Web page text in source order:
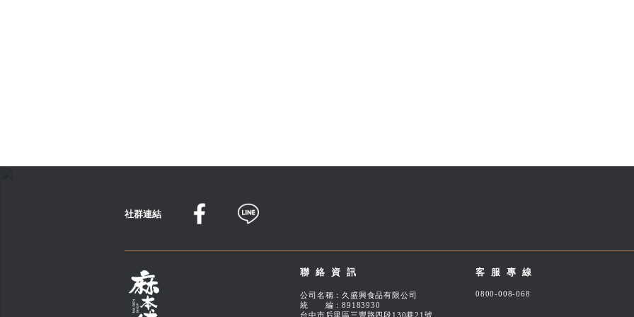
社群連結
聯絡資訊
公司名稱：久盛興食品有限公司
統 編：89183930
台中市后里區三豐路四段130巷21號
客服專線
0800-008-068